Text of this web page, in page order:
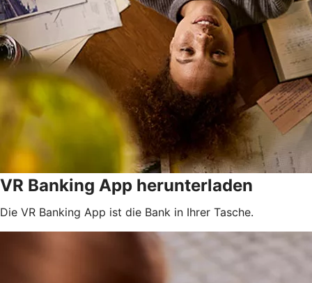
VR Banking App herunterladen
Die VR Banking App ist die Bank in Ihrer Tasche.